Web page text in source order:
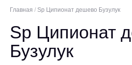
Главная / Sp Ципионат дешево Бузулук
Sp Ципионат
Бузулук